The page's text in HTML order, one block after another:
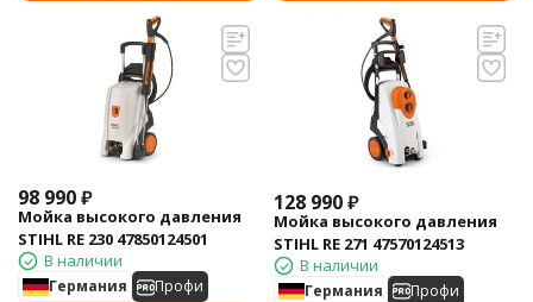
98 990₽
Мойка высокого давления
STIHL RE 230 47850124501
В наличии
Германия
Профи
128 990₽
Мойка высокого давления
STIHL RE 271 47570124513
В наличии
Германия
Профи